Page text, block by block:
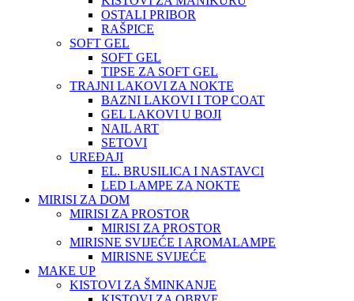
OSTALI PRIBOR
RAŠPICE
SOFT GEL
SOFT GEL
TIPSE ZA SOFT GEL
TRAJNI LAKOVI ZA NOKTE
BAZNI LAKOVI I TOP COAT
GEL LAKOVI U BOJI
NAIL ART
SETOVI
UREĐAJI
EL. BRUSILICA I NASTAVCI
LED LAMPE ZA NOKTE
MIRISI ZA DOM
MIRISI ZA PROSTOR
MIRISI ZA PROSTOR
MIRISNE SVIJEĆE I AROMALAMPE
MIRISNE SVIJEĆE
MAKE UP
KISTOVI ZA ŠMINKANJE